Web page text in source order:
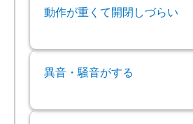
動作が重くて開閉しづらい
異音・騒音がする